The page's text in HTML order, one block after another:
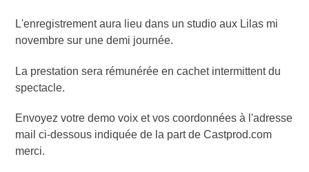
L'enregistrement aura lieu dans un studio aux Lilas mi
novembre sur une demi journée.
La prestation sera rémunérée en cachet intermittent du
spectacle.
Envoyez votre demo voix et vos coordonnées à l'adresse
mail ci-dessous indiquée de la part de Castprod.com
merci.